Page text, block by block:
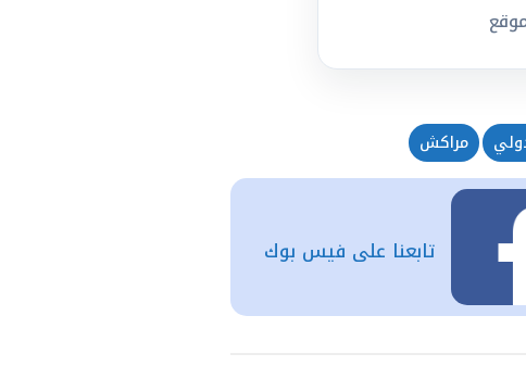
مراكش
تابعنا على فيس بوك